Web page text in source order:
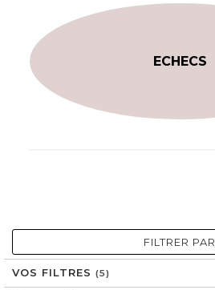
ECHECS
FILTRER PAR
VOS FILTRES